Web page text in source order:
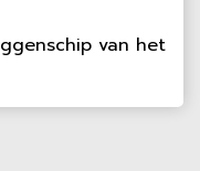
van het